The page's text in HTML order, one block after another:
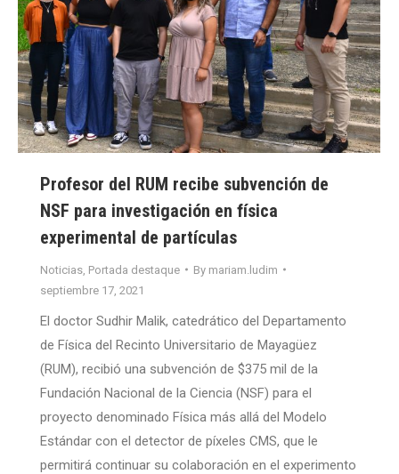
Profesor del RUM recibe subvención de
NSF para investigación en física
experimental de partículas
Noticias Portada destaque By mariam.ludim
septiembre 17, 2021
El doctor Sudhir Malik, catedrático del Departamento
de Física del Recinto Universitario de Mayagüez
(RUM), recibió una subvención de $375 mil de la
Fundación Nacional de la Ciencia (NSF) para el
proyecto denominado Física más allá del Modelo
Estándar con el detector de píxeles CMS, que le
permitirá continuar su colaboración en el experimento